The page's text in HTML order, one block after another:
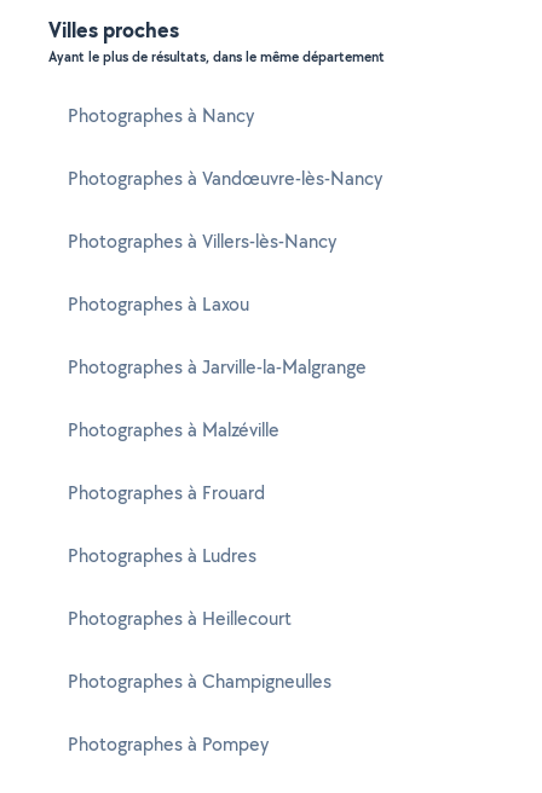
Villes proches
Ayant le plus de résultats, dans le même département
Photographes à Nancy
Photographes à Vandœuvre-lès-Nancy
Photographes à Villers-lès-Nancy
Photographes à Laxou
Photographes à Jarville-la-Malgrange
Photographes à Malzéville
Photographes à Frouard
Photographes à Ludres
Photographes à Heillecourt
Photographes à Champigneulles
Photographes à Pompey